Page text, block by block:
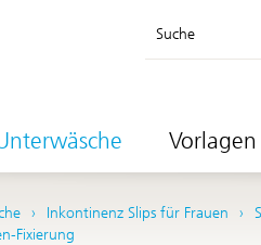
Suche
Inkontinenz Slips für Frauen
Fixierung